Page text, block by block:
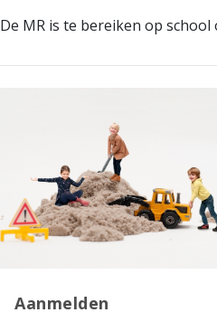
De MR is te bereiken op school
Aanmelden